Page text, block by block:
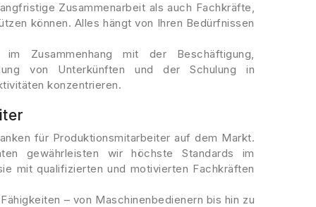
Zusammenarbeit als auch Fachkräfte,
können. Alles hängt von Ihren Bedürfnissen
Zusammenhang mit der Beschäftigung,
von Unterkünften und der Schulung in
konzentrieren.
für Produktionsmitarbeiter auf dem Markt.
gewährleisten wir höchste Standards im
mit qualifizierten und motivierten Fachkräften
– von Maschinenbedienern bis hin zu